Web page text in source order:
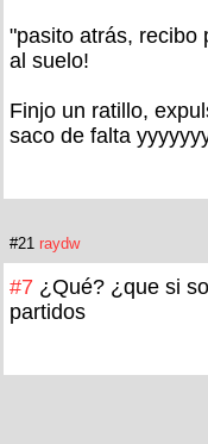
"pasito atrás, recibo
al suelo!
Finjo un ratillo,
saco de falta
#21 raydw
#7 ¿Qué? ¿que si
partidos